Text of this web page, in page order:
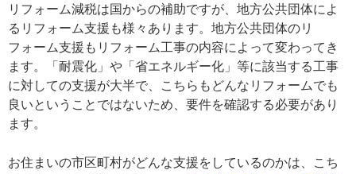
リフォーム減税は国からの補助ですが、地方公共団体によ
るリフォーム支援も様々あります。地方公共団体のリ
フォーム支援もリフォーム工事の内容によって変わってき
ます。「耐震化」や「省エネルギー化」等に該当する工事
に対しての支援が大半で、こちらもどんなリフォームでも
良いということではないため、要件を確認する必要があり
ます。
お住まいの市区町村がどんな支援をしているのかは、こち